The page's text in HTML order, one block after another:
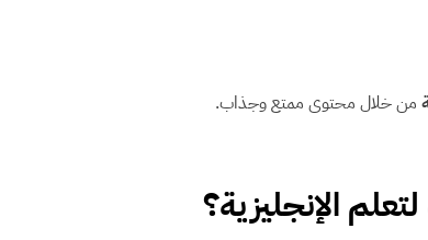
من خلال محتوى ممتع وجذاب.
الإنجليزية؟